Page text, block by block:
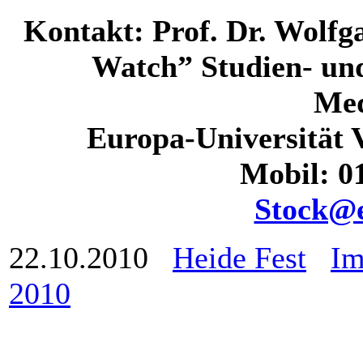
Kontakt: Prof. Dr.
Watch” Studien-
Europa-Universität
Mobil:
22.10.2010 Heide Fest
2010